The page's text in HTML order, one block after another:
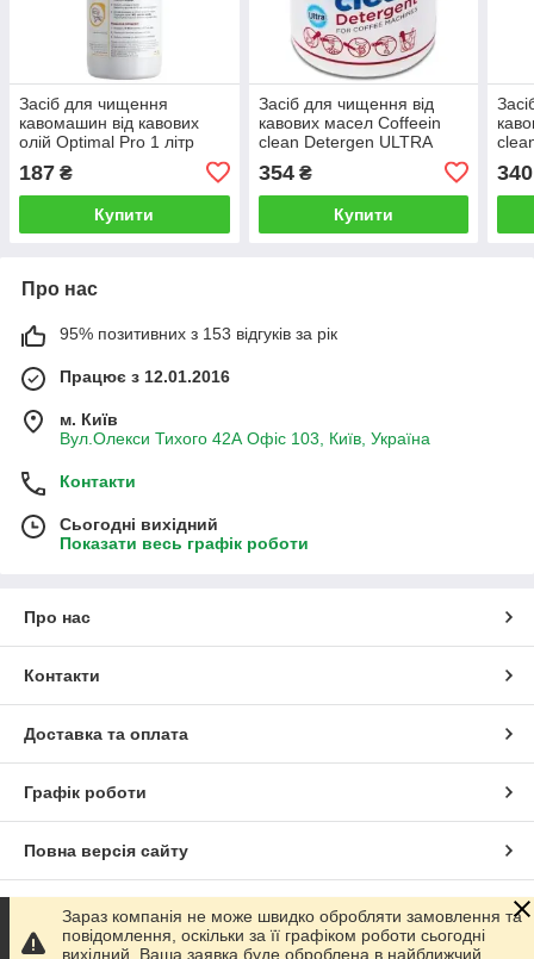
Засіб для чищення
кавомашин від кавових
олій Optimal Pro 1 літр
187 ₴
Купити
Засіб для чищення від
кавових масел Coffeein
clean Detergen ULTRA
354₴
Купити
340
Про нас
95% позитивних з 153 відгуків за рік
Працює з 12.01.2016
м. Київ
Вул.Олекси Тихого 42А Офіс 103, Київ, Україна
Контакти
Сьогодні вихідний
Показати весь графік роботи
Про нас
Контакти
Доставка та оплата
Графік роботи
Повна версія сайту
Сайт створено на маркетплейсі Prom.ua
Зараз компанія не може швидко обробляти замовлення та
повідомлення, оскільки за її графіком роботи сьогодні
вихідний. Ваша заявка буде оброблена в найближчий